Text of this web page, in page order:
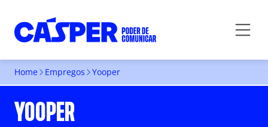
Home Empregos Yooper
YOOPER